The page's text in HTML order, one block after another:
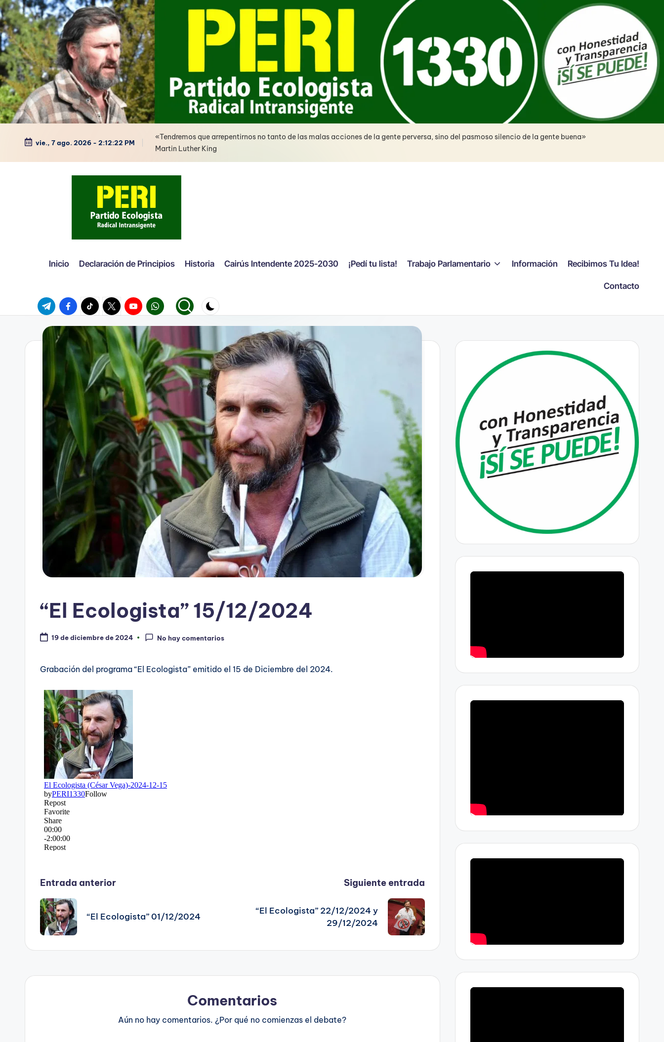
Saltar
al
contenido
vie., 7 ago. 2026 - 2:12:23 PM
«Tendremos que arrepentirnos no tanto de las malas acciones de la gente perversa, sino del pasmoso silencio de la gente buena»
Martin Luther King
Inicio Declaración de Principios Historia Cairús Intendente 2025-2030 ¡Pedí tu lista! Trabajo Parlamentario Información Recibimos Tu Idea!
Contacto
TelegramFacebook
TikTokTwitterYoutubeWhatsApp
“El Ecologista” 15/12/2024
19 de diciembre de 2024 No hay comentarios
Grabación del programa “El Ecologista” emitido el 15 de Diciembre del 2024.
Navegación
de
entradas
Entrada anterior
“El Ecologista” 01/12/2024
Siguiente entrada
“El Ecologista” 22/12/2024 y
29/12/2024
Comentarios
Aún no hay comentarios. ¿Por qué no comienzas el debate?